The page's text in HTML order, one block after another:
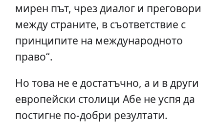
мирен път, чрез диалог и преговори
между страните, в съответствие с
принципите на международното
право“.
Но това не е достатъчно, а и в други
европейски столици Aбе не успя да
постигне по-добри резултати.